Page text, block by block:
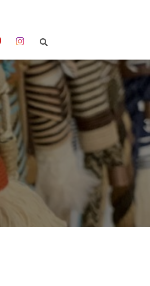
Y
U
T
B
E
I
S
T
A
G